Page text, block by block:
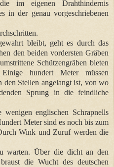
im eigenen Drahthindernis
in der genau vorgeschriebenen
bleibt, geht es durch das
den beiden vordersten Gräben
Schützengräben bieten
hundert Meter müssen
den Stellen angelangt ist, von wo
Sprung in die feindliche
englischen Schrapnells
Meter sind es noch bis zum
Wink und Zuruf werden die
warten. Über die dicht an den
die Wucht des deutschen